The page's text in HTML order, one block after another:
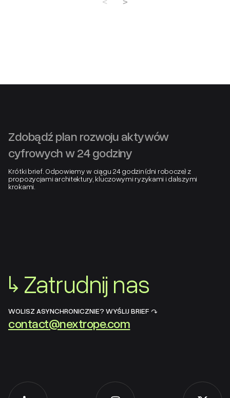
Zdobądź plan rozwoju aktywów
cyfrowych w 24 godziny
Krótki brief. Odpowiemy w ciągu 24 godzin (dni robocze) z
propozycjami architektury, kluczowymi ryzykami i dalszymi
krokami.
↳ Zatrudnij nas
WOLISZ ASYNCHRONICZNIE? WYŚLIJ BRIEF ↷
contact@nextrope.com